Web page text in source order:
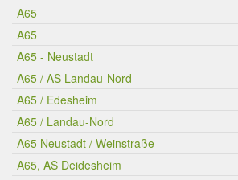
A65
A65
A65 - Neustadt
A65 / AS Landau-Nord
A65 / Edesheim
A65 / Landau-Nord
A65 Neustadt / Weinstraße
A65, AS Deidesheim